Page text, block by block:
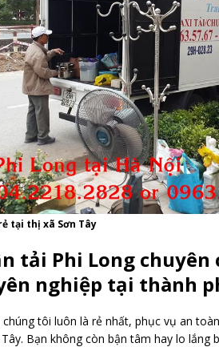
tại thị xã Sơn Tây
tải Phi Long
nghiệp tại thành
tôi luôn là rẻ nhất, phục vụ an
Bạn không còn bận tâm hay lo lắng